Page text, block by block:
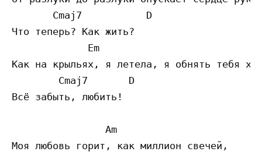
       Cmaj7           D
Что теперь? Как жить?
Em
Как на крыльях, я летела, я обнять тебя
        Cmaj7       D
Всё забыть, любить!
Am
Моя любовь горит, как миллион свечей,